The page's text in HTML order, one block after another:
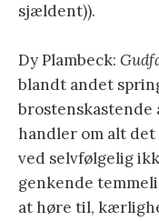
sjældent)).
Dy Plambeck:
blandt andet
brostenskastende
handler om alt det
ved selvfølgelig
genkende
at høre til,